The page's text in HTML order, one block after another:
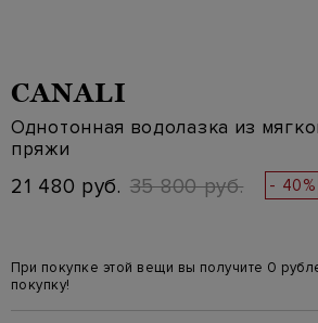
CANALI
Однотонная водолазка из
пряжи
21 480 руб. 35 800 руб. - 40%
При покупке этой вещи вы получите 0
покупку!